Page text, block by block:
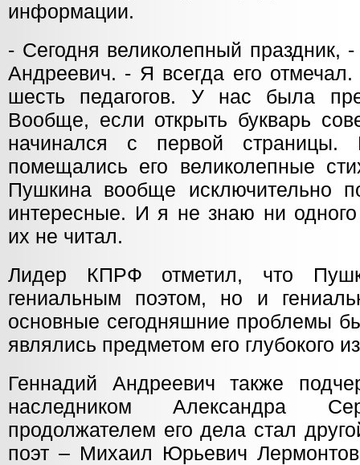
информации.
- Сегодня великолепный праздник,
Андреевич. - Я всегда его
шесть педагогов. У нас была
Вообще, если открыть букварь
начинался с первой страницы.
помещались его великолепные
Пушкина вообще исключительно
интересные. И я не знаю ни
их не читал.
Лидер КПРФ отметил, что
гениальным поэтом, но и
основные сегодняшние проблемы
являлись предметом его глубокого
Геннадий Андреевич также
наследником Александра
продолжателем его дела стал
поэт – Михаил Юрьевич